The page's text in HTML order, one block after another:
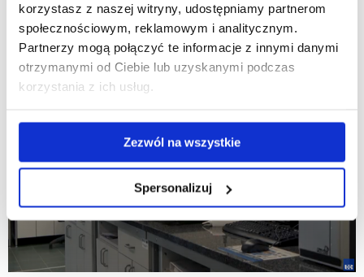
korzystasz z naszej witryny, udostępniamy partnerom
społecznościowym, reklamowym i analitycznym.
Partnerzy mogą połączyć te informacje z innymi danymi
otrzymanymi od Ciebie lub uzyskanymi podczas
korzystania z ich usług.
Zezwól na wszystkie
Spersonalizuj